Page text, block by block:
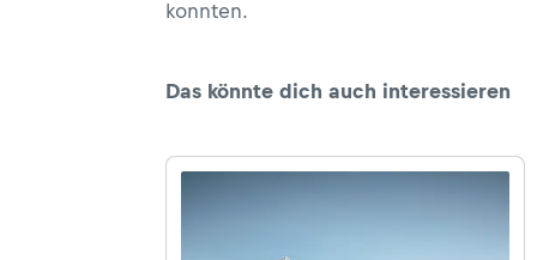
konnten.
Das könnte dich auch interessieren